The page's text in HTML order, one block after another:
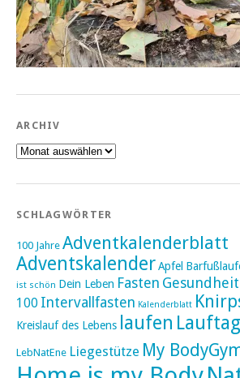
ARCHIV
Archiv
SCHLAGWÖRTER
100 Jahre Adventkalenderblatt
AdventskalenderApfel
ist schön Dein Leben Fasten Gesundheit
100 Intervallfasten Kalenderblatt
Kreislauf des Lebens laufen
LebNatEne Liegestütze My